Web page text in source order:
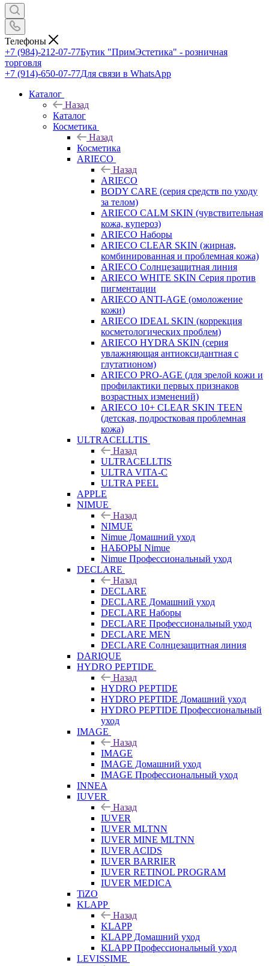
Телефоны
+7 (984)-212-07-77Бутик "ПримЭстетика" - розничная
торговля
+7 (914)-650-07-77Для связи в WhatsApp
Каталог
Назад
Каталог
Косметика
Назад
Косметика
ARIECO
Назад
ARIECO
BODY CARE (серия средств по уходу
за телом)
ARIECO CALM SKIN (чувствительная
кожа, купероз)
ARIECO Наборы
ARIECO CLEAR SKIN (жирная,
комбинированная и проблемная кожа)
ARIECO Солнцезащитная линия
ARIECO WHITE SKIN Серия против
пигментации
ARIECO ANTI-AGE (омоложение
кожи)
ARIECO IDEAL SKIN (коррекция
косметологических проблем)
ARIECO HYDRA SKIN (серия
увлажняющая антиоксидантная с
глутатионом)
ARIECO PRO-AGE (для зрелой кожи и
профилактики первых признаков
возрастных изменений)
ARIECO 10+ CLEAR SKIN TEEN
(детская, подростковая проблемная
кожа)
ULTRACELLTIS
Назад
ULTRACELLTIS
ULTRA VITA-C
ULTRA PEEL
APPLE
NIMUE
Назад
NIMUE
Nimue Домашний уход
НАБОРЫ Nimue
Nimue Профессиональный уход
DECLARE
Назад
DECLARE
DECLARE Домашний уход
DECLARE Наборы
DECLARE Профессиональный уход
DECLARE MEN
DECLARE Солнцезащитная линия
DARIQUE
HYDRO PEPTIDE
Назад
HYDRO PEPTIDE
HYDRO PEPTIDE Домашний уход
HYDRO PEPTIDE Профессиональный
уход
IMAGE
Назад
IMAGE
IMAGE Домашний уход
IMAGE Профессиональный уход
INNEA
IUVER
Назад
IUVER
IUVER MLTNN
IUVER MINE MLTNN
IUVER ACIDS
IUVER BARRIER
IUVER RETINOL PROGRAM
IUVER MEDICA
TiZO
KLAPP
Назад
KLAPP
KLAPP Домашний уход
KLAPP Профессиональный уход
LEVISSIME